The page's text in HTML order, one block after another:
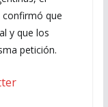
confirmó que
y que los
petición.